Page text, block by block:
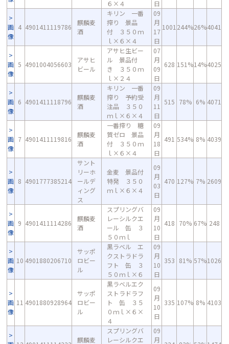
６×４
日
画
像
4 4901411119786
麒麟麦
酒
キリン 一番
搾り 景品
付 ３５０ｍ
ｌ×６×４
09
月
17
日
1001 244%26%4041
画
像
5 4901004056603
アサヒ
ビール
アサヒ生ビー
ル 景品付
き ３５０ｍ
ｌ×２４
07
月
09
日
628 151%14%4025
画
像
6 4901411118796
麒麟麦
酒
キリン 一番
搾り 予約受
注品 ３５０
ｍｌ×６×４
09
月
11
日
515 78% 6% 4071
画
像
7 4901411119816
麒麟麦
酒
一番搾り 糖
質ゼロ 景品
付 ３５０ｍ
ｌ×６×４
09
月
18
日
491 534% 8% 4039
画
像
8 4901777385214
サント
リーホ
ールデ
ィング
ス
金麦 景品付
特発 ３５０
ｍｌ×６×４
09
月
03
日
470 127% 7% 2609
画
像
9 4901411114286
麒麟麦
酒
スプリングバ
レーシルクエ
ール 缶 ３
５０ｍｌ
09
月
10
日
418 70% 67% 248
画
像
10 4901880206710
サッポ
ロビー
ル
黒ラベル エ
クストラドラ
フト 缶 ３
５０ｍｌ×６
09
月
10
日
353 81% 57%1026
画
像
11 4901880928964
サッポ
ロビー
ル
黒ラベルエク
ストラドラフ
ト 缶 ３５
０ｍｌ×６×
４
09
月
10
日
335 107% 8% 4103
麒麟麦
スプリングバ
レーシルクエ
09
月